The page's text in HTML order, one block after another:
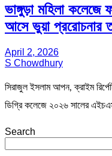
ভাঙ্গুড়া মহিলা কলেজে
আসে ভুয়া প্ররোচনার
April 2, 2026
S Chowdhury
সিরাজুল ইসলাম আপন, ক্রাইম
ডিগ্রি কলেজে ২০২৬ সালের
Search